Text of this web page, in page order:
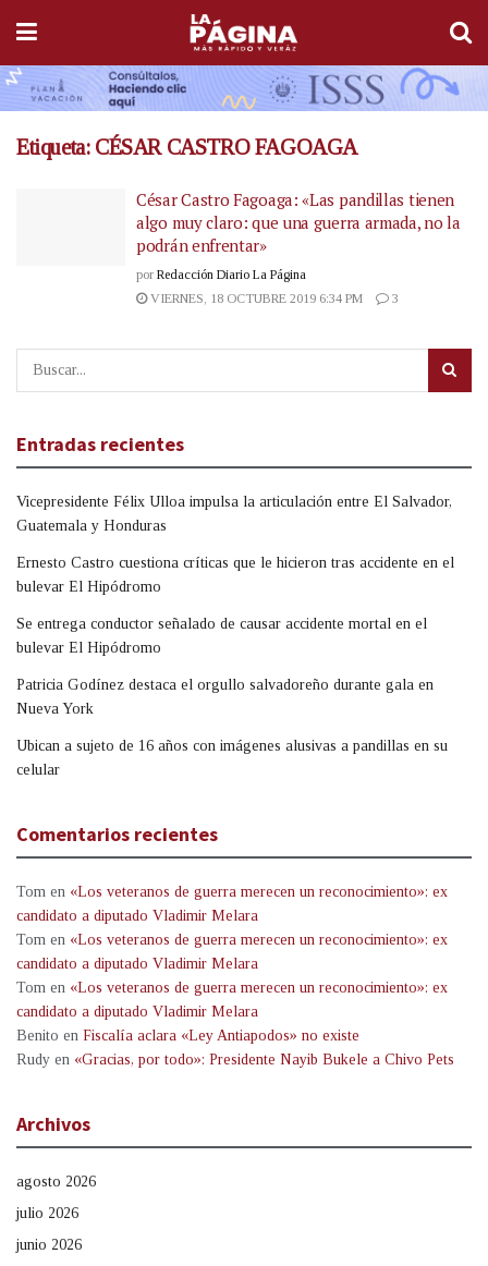
Etiqueta: CÉSAR CASTRO FAGOAGA
César Castro Fagoaga: «Las pandillas tienen
algo muy claro: que una guerra armada, no la
podrán enfrentar»
por Redacción Diario La Página
VIERNES, 18 OCTUBRE 2019 6:34 PM
3
Entradas recientes
Vicepresidente Félix Ulloa impulsa la articulación entre El Salvador,
Guatemala y Honduras
Ernesto Castro cuestiona críticas que le hicieron tras accidente en el
bulevar El Hipódromo
Se entrega conductor señalado de causar accidente mortal en el
bulevar El Hipódromo
Patricia Godínez destaca el orgullo salvadoreño durante gala en
Nueva York
Ubican a sujeto de 16 años con imágenes alusivas a pandillas en su
celular
Comentarios recientes
Tom en «Los veteranos de guerra merecen un reconocimiento»: ex
candidato a diputado Vladimir Melara
Tom en «Los veteranos de guerra merecen un reconocimiento»: ex
candidato a diputado Vladimir Melara
Tom en «Los veteranos de guerra merecen un reconocimiento»: ex
candidato a diputado Vladimir Melara
Benito en Fiscalía aclara «Ley Antiapodos» no existe
Rudy en «Gracias, por todo»: Presidente Nayib Bukele a Chivo Pets
Archivos
agosto 2026
julio 2026
junio 2026